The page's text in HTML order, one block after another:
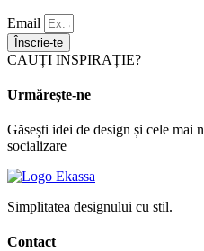
Email
Înscrie-te
CAUȚI INSPIRAȚIE?
Urmărește-ne
Găsești idei de design și cele mai
socializare
Simplitatea designului cu stil.
Contact